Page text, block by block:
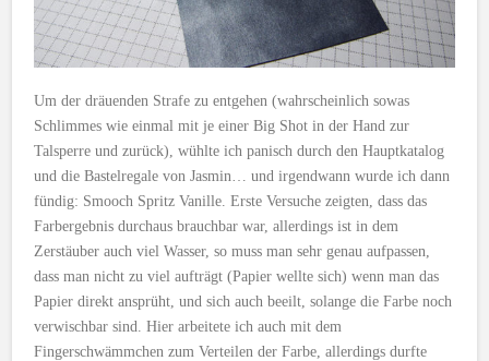
Um der dräuenden Strafe zu entgehen (wahrscheinlich sowas
Schlimmes wie einmal mit je einer Big Shot in der Hand zur
Talsperre und zurück), wühlte ich panisch durch den Hauptkatalog
und die Bastelregale von Jasmin… und irgendwann wurde ich dann
fündig: Smooch Spritz Vanille. Erste Versuche zeigten, dass das
Farbergebnis durchaus brauchbar war, allerdings ist in dem
Zerstäuber auch viel Wasser, so muss man sehr genau aufpassen,
dass man nicht zu viel aufträgt (Papier wellte sich) wenn man das
Papier direkt ansprüht, und sich auch beeilt, solange die Farbe noch
verwischbar sind. Hier arbeitete ich auch mit dem
Fingerschwämmchen zum Verteilen der Farbe, allerdings durfte